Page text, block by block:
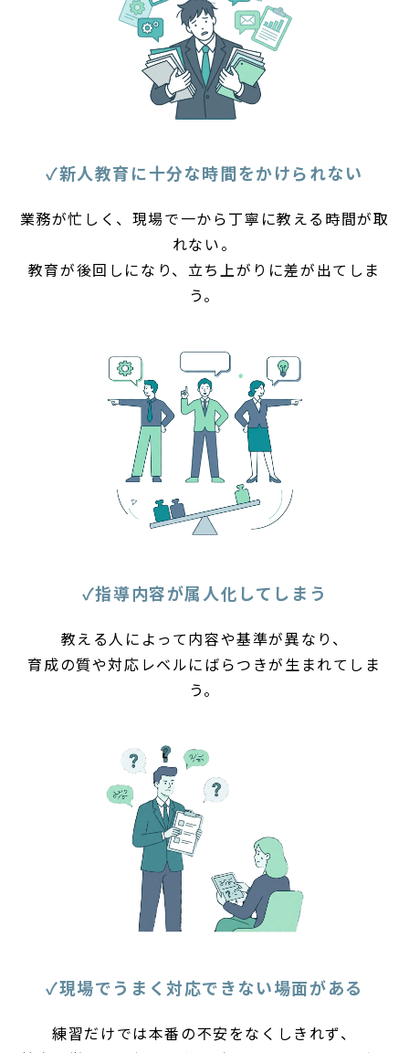
✓新人教育に十分な時間をかけられない
業務が忙しく、現場で一から丁寧に教える時間が取
れない。
教育が後回しになり、立ち上がりに差が出てしま
う。
✓指導内容が属人化してしまう
教える人によって内容や基準が異なり、
育成の質や対応レベルにばらつきが生まれてしま
う。
✓現場でうまく対応できない場面がある
練習だけでは本番の不安をなくしきれず、